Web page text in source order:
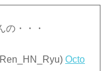
の・・・
Octo